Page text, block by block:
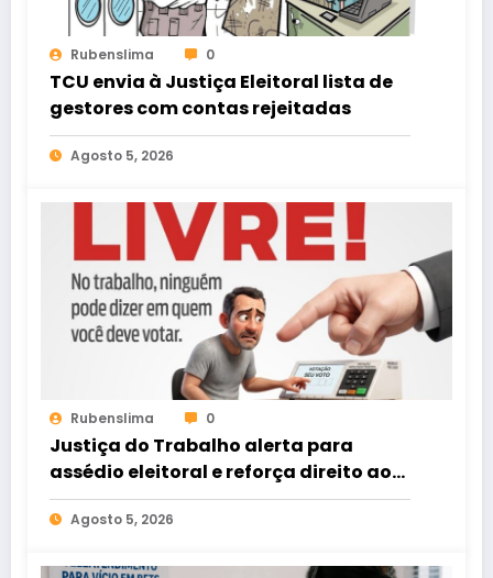
Rubenslima 0
TCU envia à Justiça Eleitoral lista de
gestores com contas rejeitadas
Agosto 5, 2026
Rubenslima 0
Justiça do Trabalho alerta para
assédio eleitoral e reforça direito ao
voto livre nas relações de trabalho
Agosto 5, 2026